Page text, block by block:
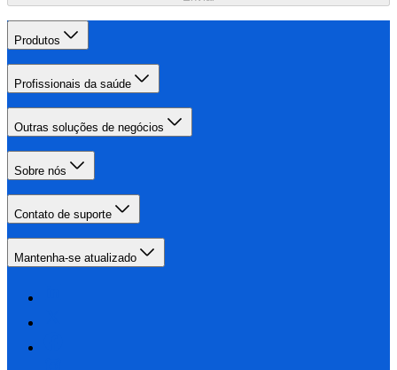
Produtos
Profissionais da saúde
Outras soluções de negócios
Sobre nós
Contato de suporte
Mantenha-se atualizado